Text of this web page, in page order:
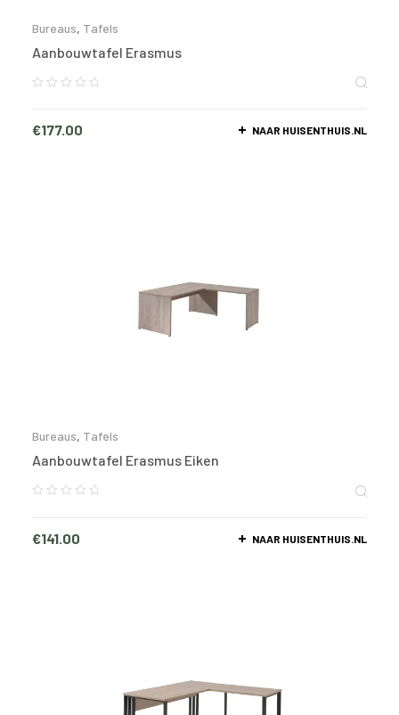
Bureaus, Tafels
Aanbouwtafel Erasmus
€177.00 NAAR HUISENTHUIS.NL
Bureaus, Tafels
Aanbouwtafel Erasmus Eiken
€141.00 NAAR HUISENTHUIS.NL